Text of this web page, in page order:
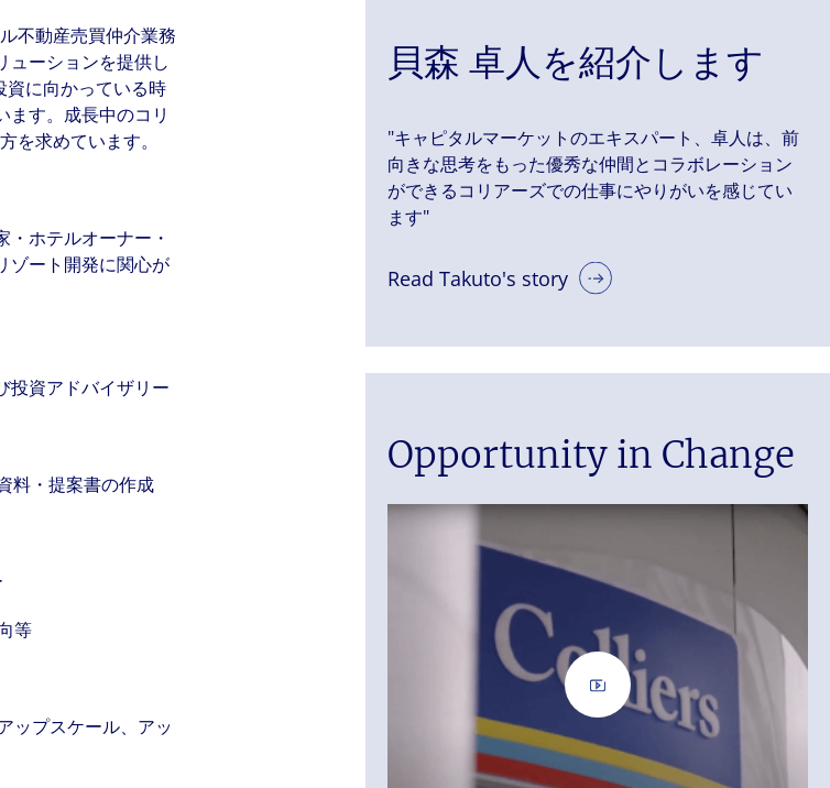
不動産売買仲介業務
ューションを提供し
資に向かっている時
す。成長中のコリ
求めています。
ホテルオーナー・
ゾート開発に関心が
投資アドバイザリー
料・提案書の作成
等
ップスケール、アッ
貝森 卓人を紹介します
"キャピタルマーケットのエキスパート、卓人は、前
向きな思考をもった優秀な仲間とコラボレーション
ができるコリアーズでの仕事にやりがいを感じてい
ます"
Read Takuto's story
Opportunity in Change